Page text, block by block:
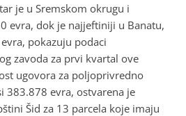
je u Sremskom okrugu i
evra, dok je najjeftiniji u Banatu,
pokazuju podaci
zavoda za prvi kvartal ove
ugovora za poljoprivredno
383.878 evra, ostvarena je
Šid za 13 parcela koje imaju